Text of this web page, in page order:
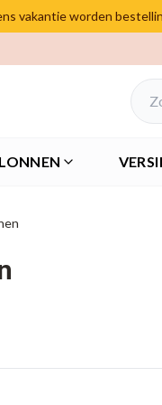
vakantie worden